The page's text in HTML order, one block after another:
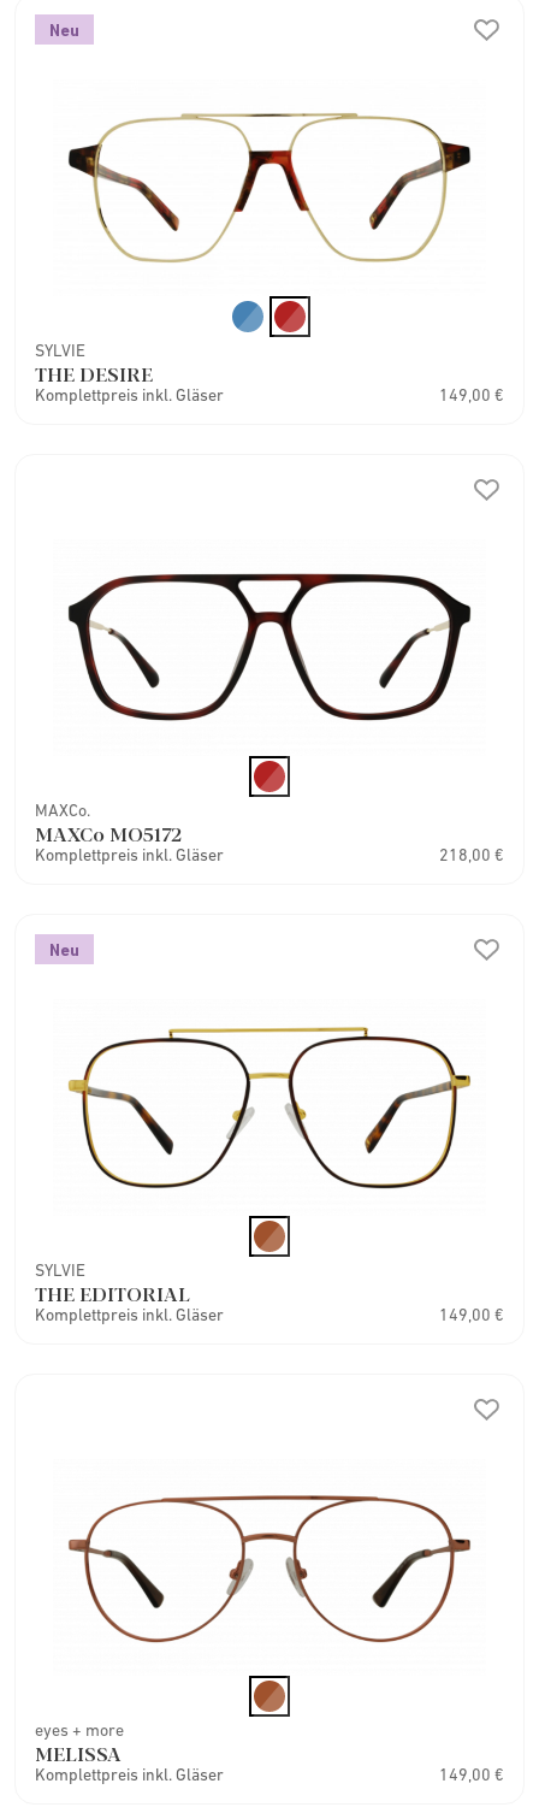
Neu
SYLVIE
THE DESIRE
Komplettpreis inkl. Gläser 149,00 €
MAXCo.
MAXCo MO5172
Komplettpreis inkl. Gläser 218,00 €
Neu
SYLVIE
THE EDITORIAL
Komplettpreis inkl. Gläser 149,00 €
eyes + more
MELISSA
Komplettpreis inkl. Gläser 149,00 €